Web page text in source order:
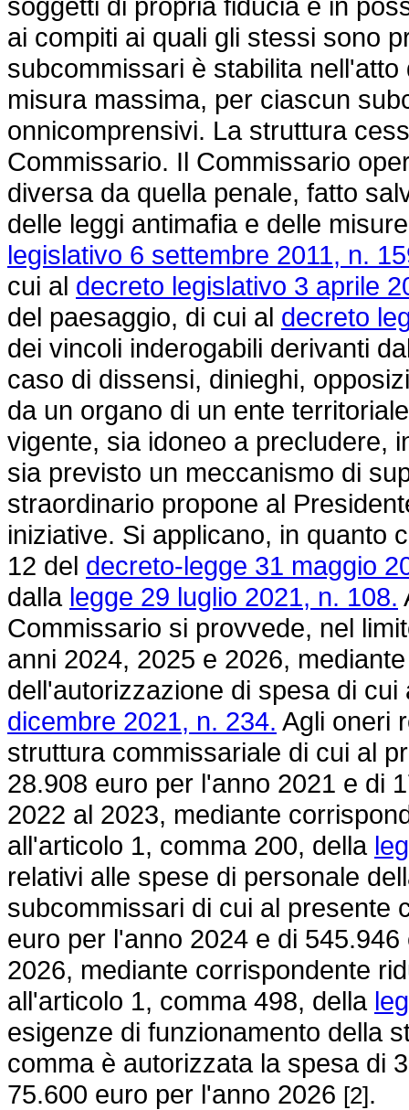
ai compiti ai quali gli stessi sono
subcommissari è stabilita
misura massima, per ciascun
onnicomprensivi. La struttura
Commissario. Il Commissario
diversa da quella penale, fatto
delle leggi antimafia e delle
legislativo 6 settembre 2011, n.
cui al decreto legislativo 3 aprile
del paesaggio, di cui al decreto
dei vincoli inderogabili derivanti
caso di dissensi, dinieghi,
da un organo di un ente
vigente, sia idoneo a precludere,
sia previsto un meccanismo di
straordinario propone al
iniziative. Si applicano, in quanto
12 del decreto-legge 31 maggio
dalla legge 29 luglio 2021, n. 108.
Commissario si provvede, nel
anni 2024, 2025 e 2026,
dell'autorizzazione di spesa di
dicembre 2021, n. 234. Agli oneri
struttura commissariale di cui al
28.908 euro per l'anno 2021 e di
2022 al 2023, mediante
all'articolo 1, comma 200, della
relativi alle spese di personale
subcommissari di cui al presente
euro per l'anno 2024 e di
2026, mediante corrispondente
all'articolo 1, comma 498, della
esigenze di funzionamento della
comma è autorizzata la spesa di
75.600 euro per l'anno 2026 [2].